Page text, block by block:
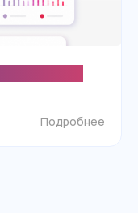
Подробнее